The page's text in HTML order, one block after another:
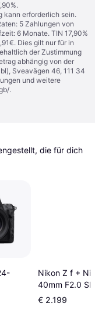
kann erforderlich sein.
5 Zahlungen von
6 Monate. TIN 17,90%
Dies gilt nur für in
der Zustimmung
abhängig von der
Sveavägen 46, 111 34
und weitere
.
die für dich
Nikon Z f +
40mm F2.0 SE
€ 2.199